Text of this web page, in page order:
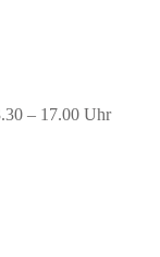
– 17.00 Uhr